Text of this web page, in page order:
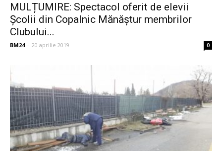
MULȚUMIRE: Spectacol oferit de elevii
Școlii din Copalnic Mănăștur membrilor
Clubului...
BM24 - 20 aprilie 2019 0